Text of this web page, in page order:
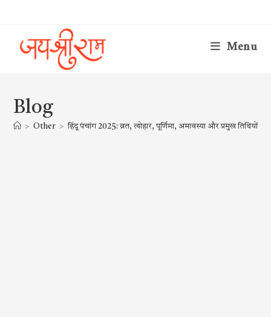
Menu
Blog
> Other > हिंदू पंचांग 2025: व्रत, त्योहार, पूर्णिमा, अमावस्या और प्रमुख तिथियों